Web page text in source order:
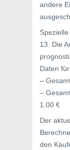
andere
13. Die
Daten
–
–
1,00 €
Der
den